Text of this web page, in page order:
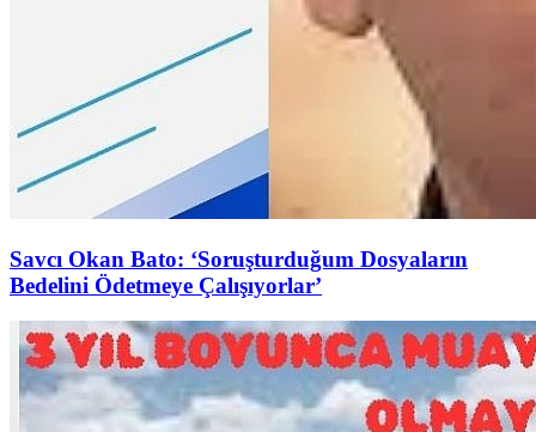
Savcı Okan Bato: ‘Soruşturduğum Dosyaların
Bedelini Ödetmeye Çalışıyorlar’